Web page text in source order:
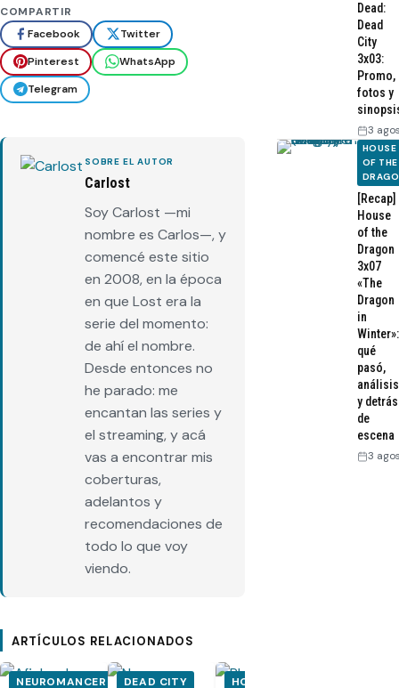
COMPARTIR
Facebook
Twitter
Pinterest
WhatsApp
Telegram
SOBRE EL AUTOR
Carlost
Soy Carlost —mi
nombre es Carlos—, y
comencé este sitio
en 2008, en la época
en que Lost era la
serie del momento:
de ahí el nombre.
Desde entonces no
he parado: me
encantan las series y
el streaming, y acá
vas a encontrar mis
coberturas,
adelantos y
recomendaciones de
todo lo que voy
viendo.
ARTÍCULOS RELACIONADOS
NEUROMANCER DEAD CITY
HOUSE OF
Dead:
Dead
City
3x03:
Promo,
fotos y
3
HOUSE
OF THE
[Recap]
House
of the
Dragon
3x07
«The
Dragon
in
Winter»:
qué
pasó,
análisis
y detrás
de
escena
3